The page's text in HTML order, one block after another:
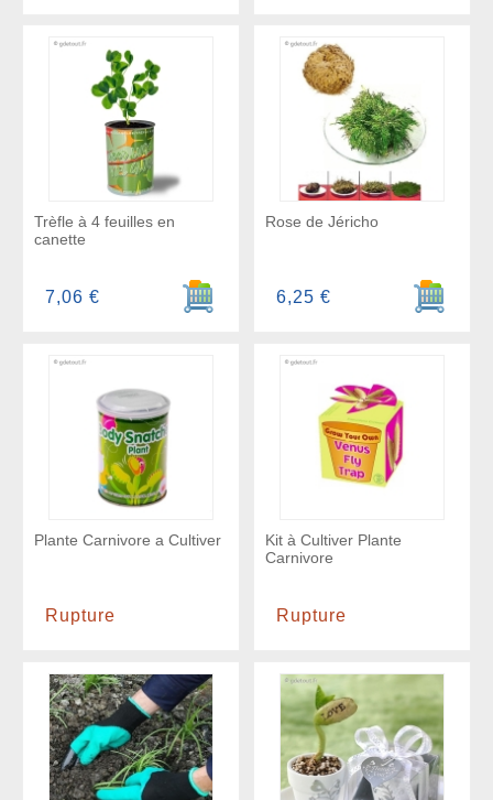
Trèfle à 4 feuilles en
canette
Ajouter au panier
7,06 €
Rose de Jéricho
Ajouter
6,25 €
Plante Carnivore a Cultiver
Rupture
Kit à Cultiver Plante
Carnivore
Rupture